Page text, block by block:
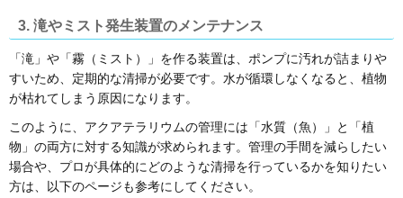
3. 滝やミスト発生装置のメンテナンス
「滝」や「霧（ミスト）」を作る装置は、ポンプに汚れが詰まりや
すいため、定期的な清掃が必要です。水が循環しなくなると、植物
が枯れてしまう原因になります。
このように、アクアテラリウムの管理には「水質（魚）」と「植
物」の両方に対する知識が求められます。管理の手間を減らしたい
場合や、プロが具体的にどのような清掃を行っているかを知りたい
方は、以下のページも参考にしてください。